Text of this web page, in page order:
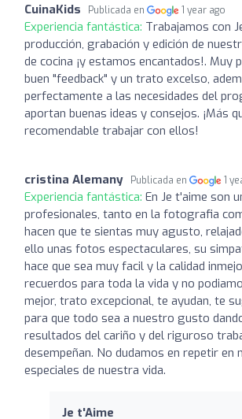
CuinaKids Publicada en 1 year ago
Experiencia fantástica: Trabajamos con
producción, grabación y edición de
de cocina ¡y estamos encantados!. Muy
buen "feedback" y un trato excelso,
perfectamente a las necesidades del
aportan buenas ideas y consejos. ¡Más
recomendable trabajar con ellos!
cristina Alemany Publicada en 1
Experiencia fantástica: En Je t'aime son
profesionales, tanto en la fotografia
hacen que te sientas muy agusto,
ello unas fotos espectaculares, su
hace que sea muy facil y la calidad
recuerdos para toda la vida y no
mejor, trato excepcional, te ayudan, te
para que todo sea a nuestro gusto
resultados del cariño y del riguroso
desempeñan. No dudamos en repetir en
especiales de nuestra vida.
Je t'Aime